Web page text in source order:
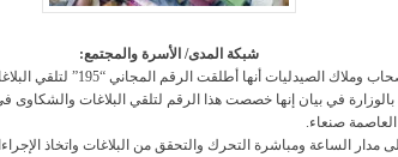
شبكة المدى/ الأسرة والمجتمع:
أنها أطلقت الرقم المجاني “195” لتلقي البلاغات والشكاوى.
بالوزارة في بيان إنها خصصت هذا الرقم لتلقي البلاغات
العاصمة صنعاء.
مدار الساعة ومباشرة التحرك والتحقق من البلاغات واتخاذ